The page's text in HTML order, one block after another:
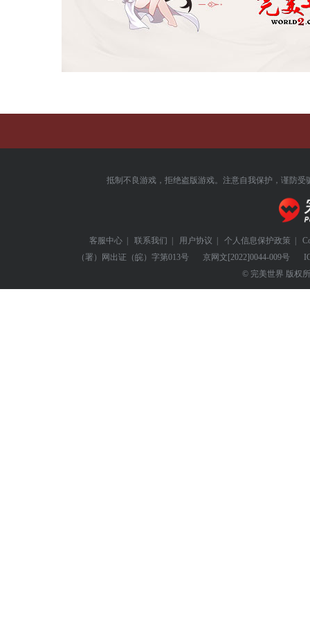
抵制不良游戏，拒绝盗版游戏。注意自我保护，谨防受
客服中心 | 联系我们 | 用户协议 | 个人信息保护政策 |
（署）网出证（皖）字第013号
京网文[2022]0044-009号
© 完美世界 版权所